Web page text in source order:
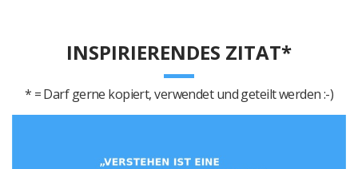
INSPIRIERENDES ZITAT*
* = Darf gerne kopiert, verwendet und geteilt werden :-)